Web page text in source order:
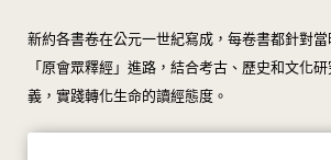
新約各書卷在公元一世紀寫成，每卷書都針對
「原會眾釋經」進路，結合考古、歷史和文化
義，實踐轉化生命的讀經態度。